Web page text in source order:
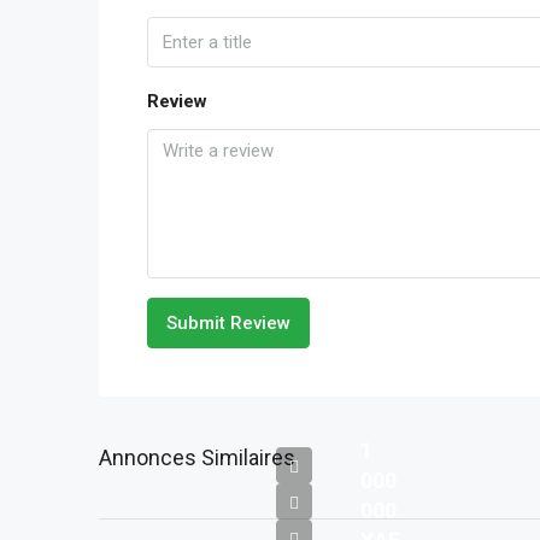
Review
Submit Review
Annonces Similaires